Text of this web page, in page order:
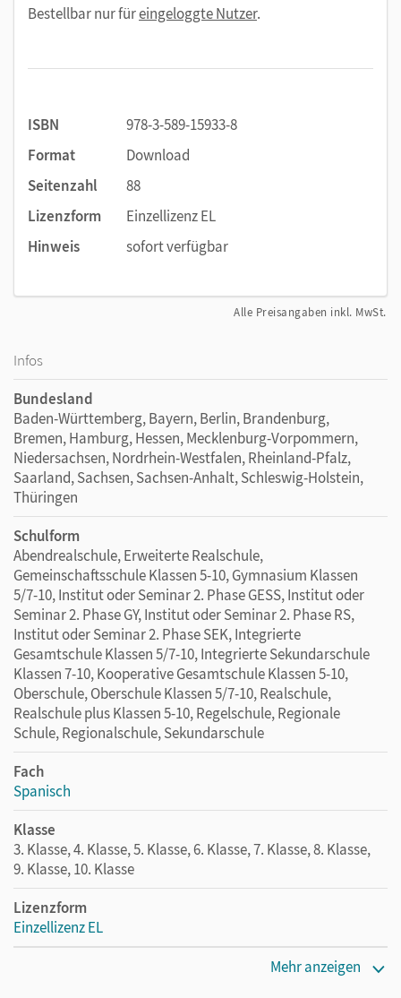
Bestellbar nur füreingeloggte Nutzer.
ISBN
978-3-589-15933-8
Format
Download
Seitenzahl
88
Lizenzform
Einzellizenz EL
Hinweis
sofort verfügbar
Alle Preisangaben inkl. MwSt.
Infos
Bundesland
Baden-Württemberg, Bayern, Berlin, Brandenburg,
Bremen, Hamburg, Hessen, Mecklenburg-Vorpommern,
Niedersachsen, Nordrhein-Westfalen, Rheinland-Pfalz,
Saarland, Sachsen, Sachsen-Anhalt, Schleswig-Holstein,
Thüringen
Schulform
Abendrealschule, Erweiterte Realschule,
Gemeinschaftsschule Klassen 5-10, Gymnasium Klassen
5/7-10, Institut oder Seminar 2. Phase GESS, Institut oder
Seminar 2. Phase GY, Institut oder Seminar 2. Phase RS,
Institut oder Seminar 2. Phase SEK, Integrierte
Gesamtschule Klassen 5/7-10, Integrierte Sekundarschule
Klassen 7-10, Kooperative Gesamtschule Klassen 5-10,
Oberschule, Oberschule Klassen 5/7-10, Realschule,
Realschule plus Klassen 5-10, Regelschule, Regionale
Schule, Regionalschule, Sekundarschule
Fach
Spanisch
Klasse
3. Klasse, 4. Klasse, 5. Klasse, 6. Klasse, 7. Klasse, 8. Klasse,
9. Klasse, 10. Klasse
Lizenzform
Einzellizenz EL
Mehr anzeigen